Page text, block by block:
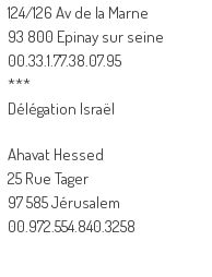
124/126 Av de la Marne
93 800 Epinay sur seine
00.33.1.77.38.07.95
***
Délégation Israël
Ahavat Hessed
25 Rue Tager
97 585 Jérusalem
00.972.554.840.3258